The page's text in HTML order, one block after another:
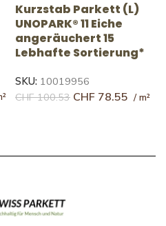
Kurzstab Parkett (L)
UNOPARK® 11 Eiche
angeräuchert 15
Lebhafte Sortierung*
SKU: 10019956
CHF100.53 CHF 78.55